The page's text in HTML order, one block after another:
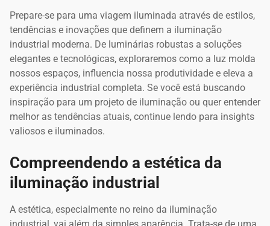
Prepare-se para uma viagem iluminada através de estilos,
tendências e inovações que definem a iluminação
industrial moderna. De luminárias robustas a soluções
elegantes e tecnológicas, exploraremos como a luz molda
nossos espaços, influencia nossa produtividade e eleva a
experiência industrial completa. Se você está buscando
inspiração para um projeto de iluminação ou quer entender
melhor as tendências atuais, continue lendo para insights
valiosos e iluminados.
Compreendendo a estética da
iluminação industrial
A estética, especialmente no reino da iluminação